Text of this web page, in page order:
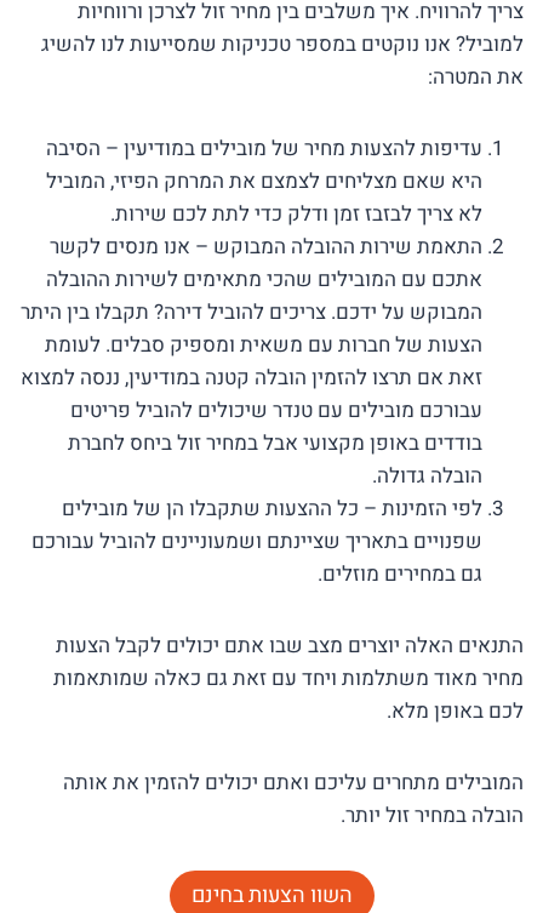
צריך להרוויח. איך משלבים בין מחיר זול לצרכן ורווחיות
למוביל? אנו נוקטים במספר טכניקות שמסייעות לנו להשיג
את המטרה:
עדיפות להצעות מחיר של מובילים במודיעין – הסיבה
היא שאם מצליחים לצמצם את המרחק הפיזי, המוביל
לא צריך לבזבז זמן ודלק כדי לתת לכם שירות.
התאמת שירות ההובלה המבוקש – אנו מנסים לקשר
אתכם עם המובילים שהכי מתאימים לשירות ההובלה
המבוקש על ידכם. צריכים להוביל דירה? תקבלו בין היתר
הצעות של חברות עם משאית ומספיק סבלים. לעומת
זאת אם תרצו להזמין הובלה קטנה במודיעין, ננסה למצוא
עבורכם מובילים עם טנדר שיכולים להוביל פריטים
בודדים באופן מקצועי אבל במחיר זול ביחס לחברת
הובלה גדולה.
לפי הזמינות – כל ההצעות שתקבלו הן של מובילים
שפנויים בתאריך שציינתם ושמעוניינים להוביל עבורכם
גם במחירים מוזלים.
התנאים האלה יוצרים מצב שבו אתם יכולים לקבל הצעות
מחיר מאוד משתלמות ויחד עם זאת גם כאלה שמותאמות
לכם באופן מלא.
המובילים מתחרים עליכם ואתם יכולים להזמין את אותה
הובלה במחיר זול יותר.
השוו הצעות בחינם